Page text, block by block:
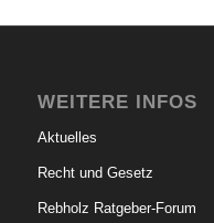
WEITERE INFOS
Aktuelles
Recht und Gesetz
Rebholz Ratgeber-Forum